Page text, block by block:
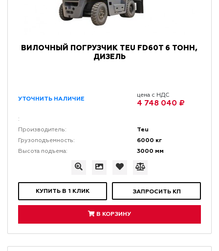
ВИЛОЧНЫЙ ПОГРУЗЧИК TEU FD60T 6 ТОНН,
ДИЗЕЛЬ
УТОЧНИТЬ НАЛИЧИЕ
цена с НДС
4 748 040 ₽
:
Производитель:
Teu
Грузоподъемность: 6000 кг
Высота подъема: 3000 мм
КУПИТЬ В 1 КЛИК ЗАПРОСИТЬ КП
В КОРЗИНУ